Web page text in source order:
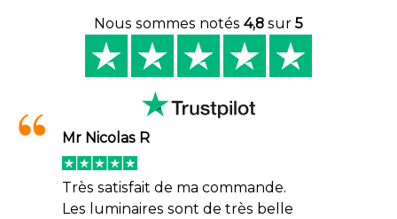
Nous sommes notés 4,8 sur 5
Mr Nicolas R
Très satisfait de ma commande.
Les luminaires sont de très belle